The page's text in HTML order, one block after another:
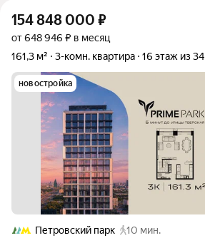
154 848 000 ₽
от 648 946 ₽ в месяц
161,3 м²
3-комн. квартира 16 этаж из 34
новостройка
Петровский парк
10 мин.